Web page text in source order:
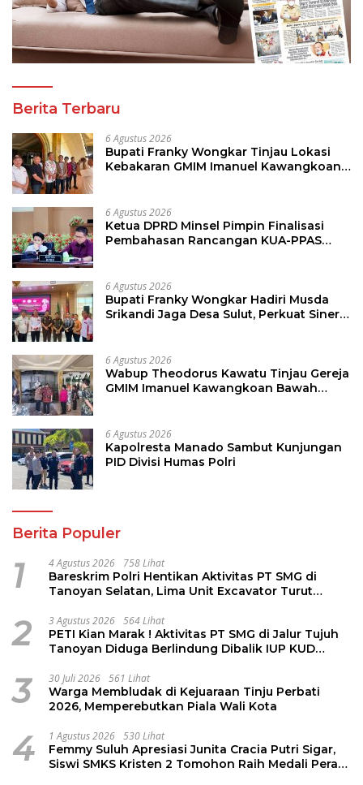
Berita Terbaru
6 Agustus 2026
Bupati Franky Wongkar Tinjau Lokasi
Kebakaran GMIM Imanuel Kawangkoan
6 Agustus 2026
Ketua DPRD Minsel Pimpin Finalisasi
Pembahasan Rancangan KUA-PPAS
6 Agustus 2026
Bupati Franky Wongkar Hadiri Musda
Srikandi Jaga Desa Sulut, Perkuat Sinergi
6 Agustus 2026
Wabup Theodorus Kawatu Tinjau Gereja
GMIM Imanuel Kawangkoan Bawah
6 Agustus 2026
Kapolresta Manado Sambut Kunjungan
PID Divisi Humas Polri
Berita Populer
1 4 Agustus 2026 758 Lihat
Bareskrim Polri Hentikan Aktivitas PT SMG di
Tanoyan Selatan, Lima Unit Excavator Turut
2 3 Agustus 2026 564 Lihat
PETI Kian Marak ! Aktivitas PT SMG di Jalur Tujuh
Tanoyan Diduga Berlindung Dibalik IUP KUD
3 30 Juli 2026 561 Lihat
Warga Membludak di Kejuaraan Tinju Perbati
2026, Memperebutkan Piala Wali Kota
4 1 Agustus 2026 530 Lihat
Femmy Suluh Apresiasi Junita Cracia Putri Sigar,
Siswi SMKS Kristen 2 Tomohon Raih Medali Perak